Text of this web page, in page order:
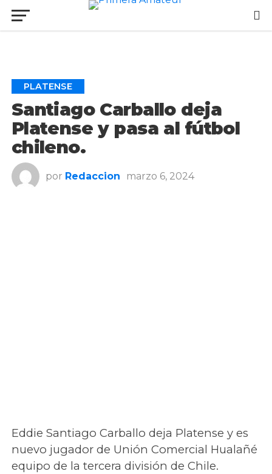
PLATENSE
Santiago Carballo deja
Platense y pasa al fútbol
chileno.
por Redaccion marzo 6, 2024
Eddie Santiago Carballo deja Platense y es
nuevo jugador de Unión Comercial Hualañé
equipo de la tercera división de Chile.